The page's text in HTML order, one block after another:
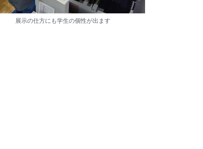
展示の仕方にも学生の個性が出ます